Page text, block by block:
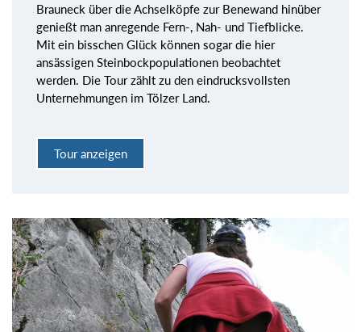
Brauneck über die Achselköpfe zur Benewand hinüber
genießt man anregende Fern-, Nah- und Tiefblicke.
Mit ein bisschen Glück können sogar die hier
ansässigen Steinbockpopulationen beobachtet
werden. Die Tour zählt zu den eindrucksvollsten
Unternehmungen im Tölzer Land.
Tour anzeigen